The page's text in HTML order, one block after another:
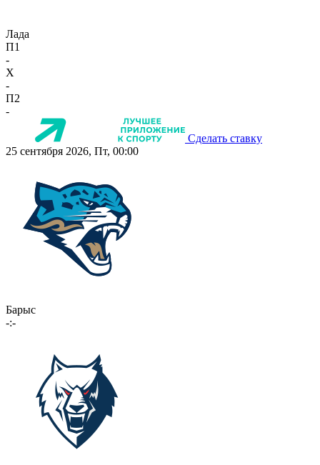
Лада
П1
-
X
-
П2
-
Сделать ставку
25 сентября 2026, Пт, 00:00
Барыс
-:-